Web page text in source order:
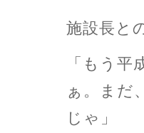
施設長と
「もう
ぁ。まだ
じゃ」